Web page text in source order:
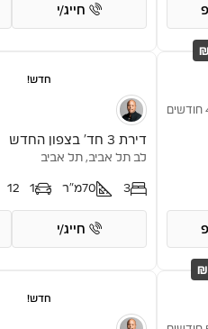
חייג/י
חדש!
דירת 3 חד’ בצפון החדש
לב תל אביב, תל אביב
3
70מ"ר 1
12
חייג/י
חדש!